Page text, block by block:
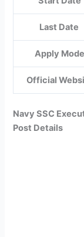
Last Date
Apply Mode
Official
Navy SSC
Post Details